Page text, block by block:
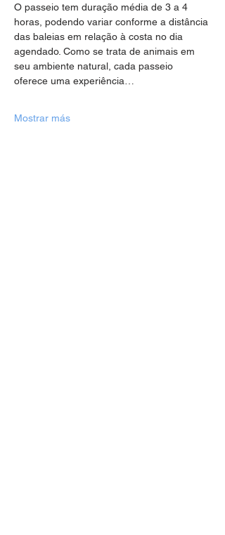
O passeio tem duração média de 3 a 4
horas, podendo variar conforme a distância
das baleias em relação à costa no dia
agendado. Como se trata de animais em
seu ambiente natural, cada passeio
oferece uma experiência…
Mostrar más